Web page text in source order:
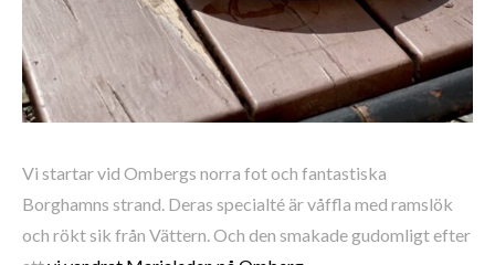
Vi startar vid Ombergs norra fot och fantastiska
Borghamns strand. Deras specialté är våffla med ramslök
och rökt sik från Vättern. Och den smakade gudomligt efter